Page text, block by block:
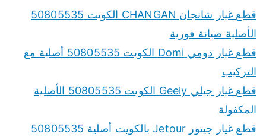
قطع غيار شانجان CHANGAN الكويت 50805535
الأصلية صيانة فورية
قطع غيار دومي Domi الكويت 50805535 أصلية مع
التركيب
قطع غيار جيلي Geely الكويت 50805535 الأصلية
المكفولة
قطع غيار جيتور Jetour بالكويت أصلية 50805535